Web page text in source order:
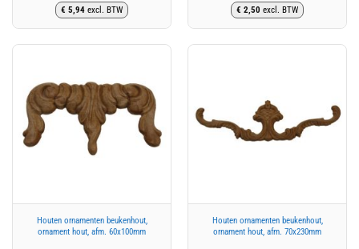
€ 5,94 excl. BTW
€ 2,50 excl. BTW
Houten ornamenten beukenhout,
ornament hout, afm. 60x100mm
Houten ornamenten beukenhout,
ornament hout, afm. 70x230mm